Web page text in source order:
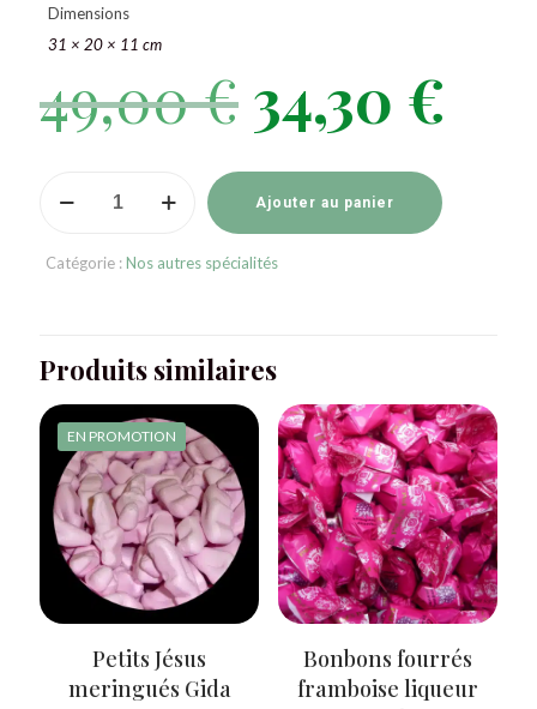
Dimensions
31 × 20 × 11 cm
49,00€ Le
prix
initial
était :
49,00 €.
34,30 €
mi-
Ajouter au panier
Catégorie :Nos autres spécialités
Produits similaires
EN PROMOTION
Petits Jésus
meringués Gida
Bonbons fourrés
framboise liqueur